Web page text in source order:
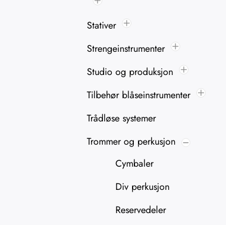
Stativer
Strengeinstrumenter
Studio og produksjon
Tilbehør blåseinstrumenter
Trådløse systemer
Trommer og perkusjon
Cymbaler
Div perkusjon
Reservedeler